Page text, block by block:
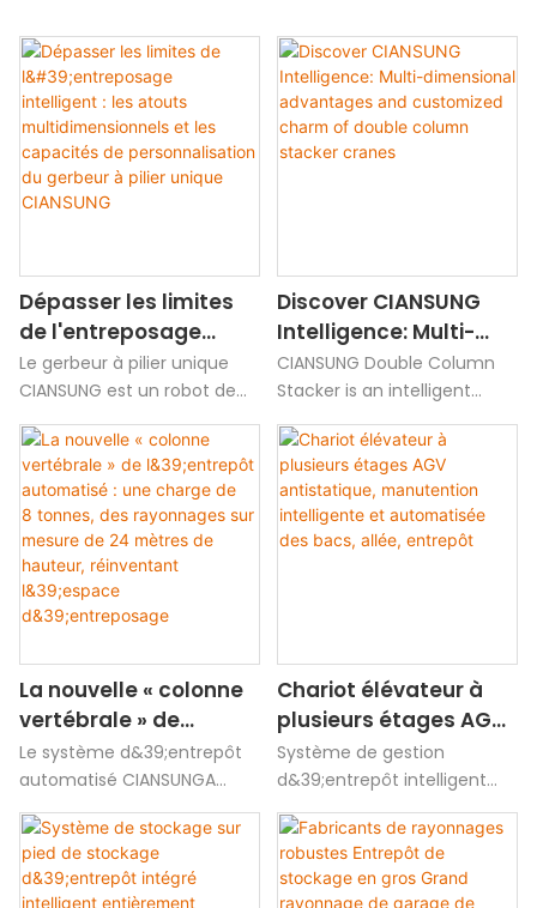
Dépasser les limites
de l'entreposage
intelligent : les atouts
multidimensionnels et
les capacités de
personnalisation du
gerbeur à pilier unique
CIANSUNG
Le gerbeur à pilier unique
CIANSUNG est un robot de
manutention intelligent
développé par CIANSUNG.
Principalement utilisé dans
les entrepôts automatisés, il
permet des opérations de
stockage et de prélèvement
rapides pour les matériaux
pesant moins de 300 kg
rayonnage vertical.
Discover CIANSUNG
Intelligence: Multi-
dimensional
advantages and
customized charm of
double column
stacker cranes
CIANSUNG Double Column
Stacker is an intelligent
handling robot
independently developed by
CIANSUNG, which is mainly
used in intelligent
Automated Warehouse, and
can realize the rapid in and
La nouvelle « colonne
vertébrale » de
l&39;entrepôt
automatisé : une
charge de 8 tonnes,
des rayonnages sur
mesure de 24 mètres
de hauteur,
Le système d&39;entrepôt
automatisé CIANSUNGA
prend l&39;industrie 4.0
comme concept de
conception de base, intègre
profondément
Chariot élévateur à
plusieurs étages AGV
antistatique,
manutention
intelligente et
automatisée des
bacs, allée, entrepôt
Système de gestion
d&39;entrepôt intelligent
pour la fourniture de
services intégrés
d&39;entreposage et de
distribution pour les